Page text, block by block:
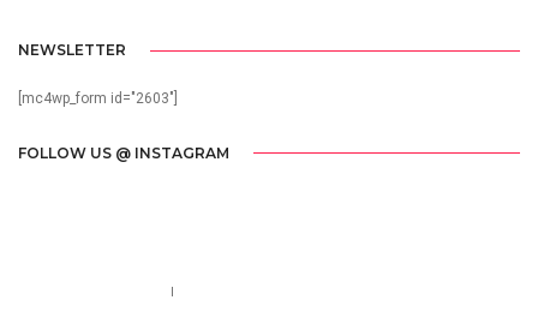
NEWSLETTER
[mc4wp_form id="2603"]
FOLLOW US @ INSTAGRAM